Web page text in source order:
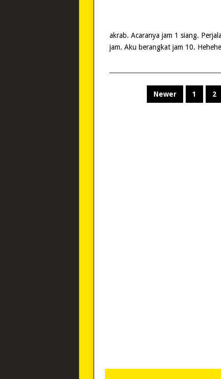
akrab. Acaranya jam 1 siang.
jam. Aku berangkat jam 10.
Newer 1 2